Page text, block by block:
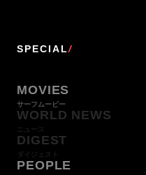
SPECIAL/
MOVIES
サーフムービー
WORLD NEWS
ニュース
DIGEST
ダイジェスト
PEOPLE